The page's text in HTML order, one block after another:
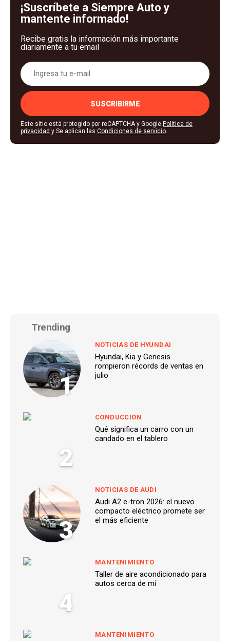
¡Suscríbete a Siempre Auto y
mantente informado!
Recibe gratis la información más importante
diariamente a tu email
SUSCRIBIRME
Este sitio está protegido por reCAPTCHA y Google Política de
privacidad y Se aplican las Condiciones de servicio.
Trending
1
NOTICIAS DE HYUNDAI
Hyundai, Kia y Genesis
rompieron récords de ventas en
julio
2
CONDUCCIÓN
Qué significa un carro con un
candado en el tablero
3
NOTICIAS DE AUDI
Audi A2 e-tron 2026: el nuevo
compacto eléctrico promete ser
el más eficiente
4
MANTENIMIENTO
Taller de aire acondicionado para
autos cerca de mí
MANTENIMIENTO